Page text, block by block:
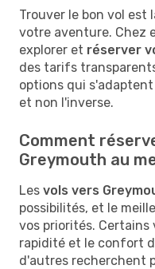
Trouver le bon vol est
votre aventure. Chez
explorer et réserver
des tarifs
options qui
et non l'inverse.
Comment
Greymouth au
Les vols vers
possibilités, et le
vos priorités.
rapidité et le confort
d'autres recherchent